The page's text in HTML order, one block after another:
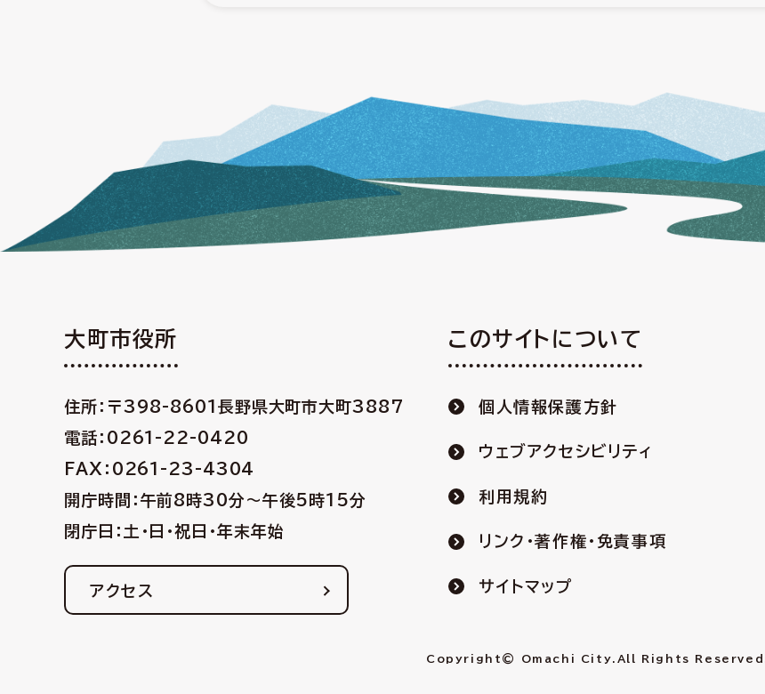
大町市役所
住所：〒398-8601 長野県大町市大町3887
電話：0261-22-0420
FAX：0261-23-4304
開庁時間：午前8時30分〜午後5時15分
閉庁日：土・日・祝日・年末年始
アクセス
このサイトについて
個人情報保護方針
ウェブアクセシビリティ
利用規約
リンク・著作権・免責事項
サイトマップ
Copyright© Omachi City. All Rights Reserved.